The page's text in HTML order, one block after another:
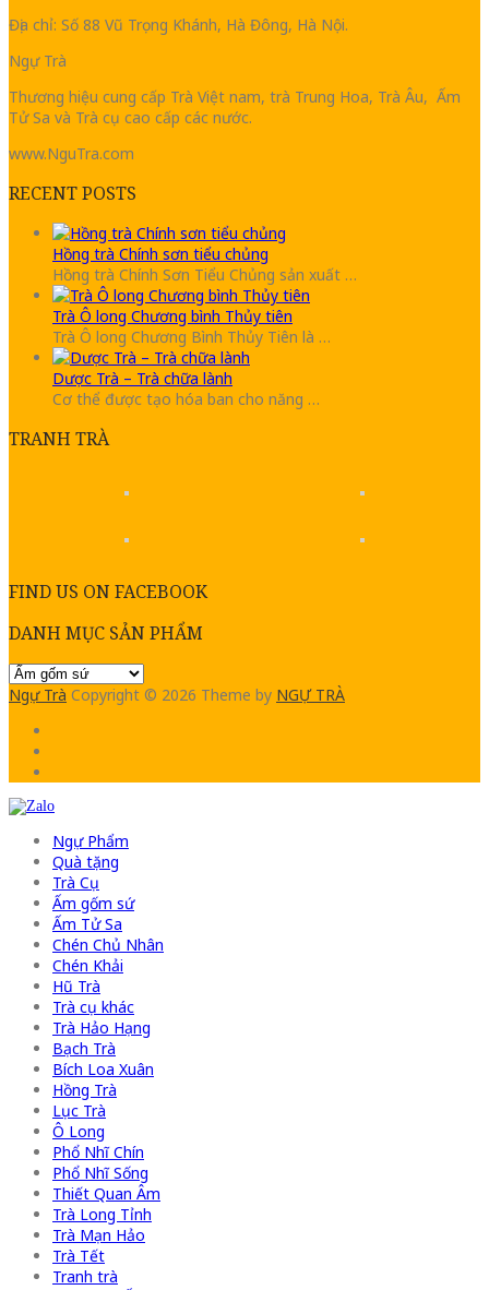
Địa chỉ: Số 88 Vũ Trọng Khánh, Hà Đông, Hà Nội.
Ngự Trà
Thương hiệu cung cấp Trà Việt nam, trà Trung Hoa, Trà Âu, Ấm
Tử Sa và Trà cụ cao cấp các nước.
www.NguTra.com
RECENT POSTS
Hồng trà Chính sơn tiểu chủng
Hồng trà Chính Sơn Tiểu Chủng sản xuất …
Trà Ô long Chương bình Thủy tiên
Trà Ô long Chương Bình Thủy Tiên là …
Dược Trà – Trà chữa lành
Cơ thể được tạo hóa ban cho năng …
TRANH TRÀ
FIND US ON FACEBOOK
DANH MỤC SẢN PHẨM
Ngự Trà Copyright © 2026 Theme by NGỰ TRÀ
Ngự Phẩm
Quà tặng
Trà Cụ
Ấm gốm sứ
Ấm Tử Sa
Chén Chủ Nhân
Chén Khải
Hũ Trà
Trà cụ khác
Trà Hảo Hạng
Bạch Trà
Bích Loa Xuân
Hồng Trà
Lục Trà
Ô Long
Phổ Nhĩ Chín
Phổ Nhĩ Sống
Thiết Quan Âm
Trà Long Tỉnh
Trà Mạn Hảo
Trà Tết
Tranh trà